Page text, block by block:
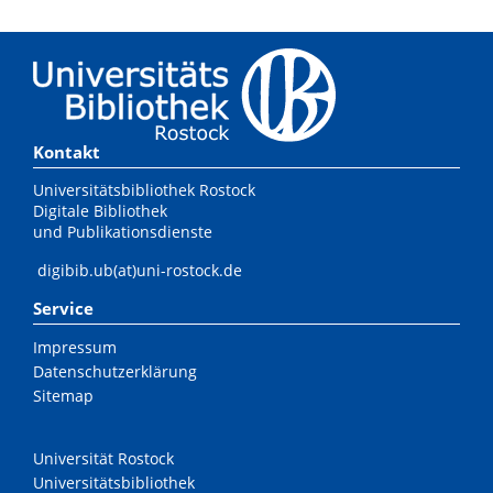
Kontakt
Universitätsbibliothek Rostock
Digitale Bibliothek
und Publikationsdienste
digibib.ub(at)uni-rostock.de
Service
Impressum
Datenschutzerklärung
Sitemap
Universität Rostock
Universitätsbibliothek